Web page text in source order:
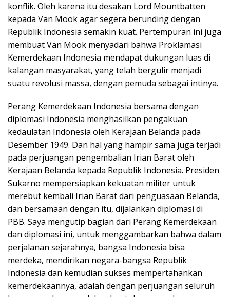
konflik. Oleh karena itu desakan Lord Mountbatten
kepada Van Mook agar segera berunding dengan
Republik Indonesia semakin kuat. Pertempuran ini juga
membuat Van Mook menyadari bahwa Proklamasi
Kemerdekaan Indonesia mendapat dukungan luas di
kalangan masyarakat, yang telah bergulir menjadi
suatu revolusi massa, dengan pemuda sebagai intinya.
Perang Kemerdekaan Indonesia bersama dengan
diplomasi Indonesia menghasilkan pengakuan
kedaulatan Indonesia oleh Kerajaan Belanda pada
Desember 1949. Dan hal yang hampir sama juga terjadi
pada perjuangan pengembalian Irian Barat oleh
Kerajaan Belanda kepada Republik Indonesia. Presiden
Sukarno mempersiapkan kekuatan militer untuk
merebut kembali Irian Barat dari penguasaan Belanda,
dan bersamaan dengan itu, dijalankan diplomasi di
PBB. Saya mengutip bagian dari Perang Kemerdekaan
dan diplomasi ini, untuk menggambarkan bahwa dalam
perjalanan sejarahnya, bangsa Indonesia bisa
merdeka, mendirikan negara-bangsa Republik
Indonesia dan kemudian sukses mempertahankan
kemerdekaannya, adalah dengan perjuangan seluruh